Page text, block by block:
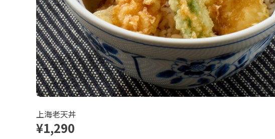
上海老天丼
¥1,290